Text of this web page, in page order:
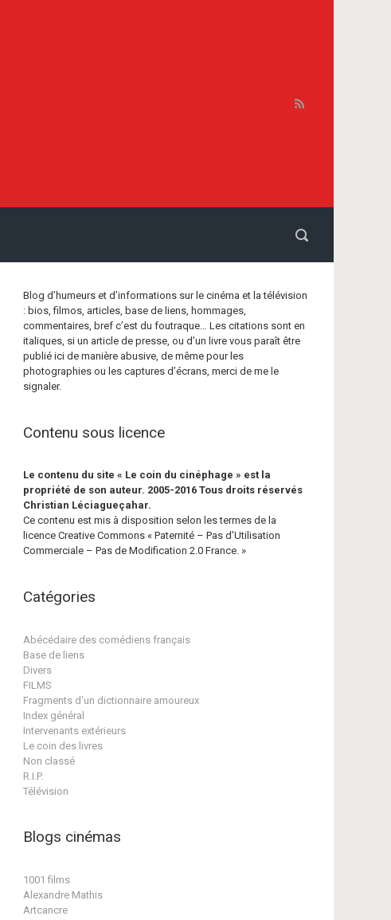
Blog d’humeurs et d’informations sur le cinéma et la télévision
: bios, filmos, articles, base de liens, hommages,
commentaires, bref c’est du foutraque… Les citations sont en
italiques, si un article de presse, ou d’un livre vous paraît être
publié ici de manière abusive, de même pour les
photographies ou les captures d’écrans, merci de me le
signaler.
Contenu sous licence
Le contenu du site « Le coin du cinéphage » est la
propriété de son auteur. 2005-2016 Tous droits réservés
Christian Léciagueçahar.
Ce contenu est mis à disposition selon les termes de la
licence Creative Commons « Paternité – Pas d’Utilisation
Commerciale – Pas de Modification 2.0 France. »
Catégories
Abécédaire des comédiens français
Base de liens
Divers
FILMS
Fragments d'un dictionnaire amoureux
Index général
Intervenants extérieurs
Le coin des livres
Non classé
R.I.P.
Télévision
Blogs cinémas
1001 films
Alexandre Mathis
Artcancre